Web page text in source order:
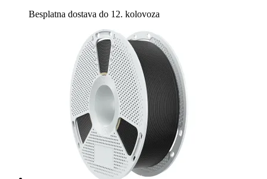
Besplatna dostava do 12. kolovoza